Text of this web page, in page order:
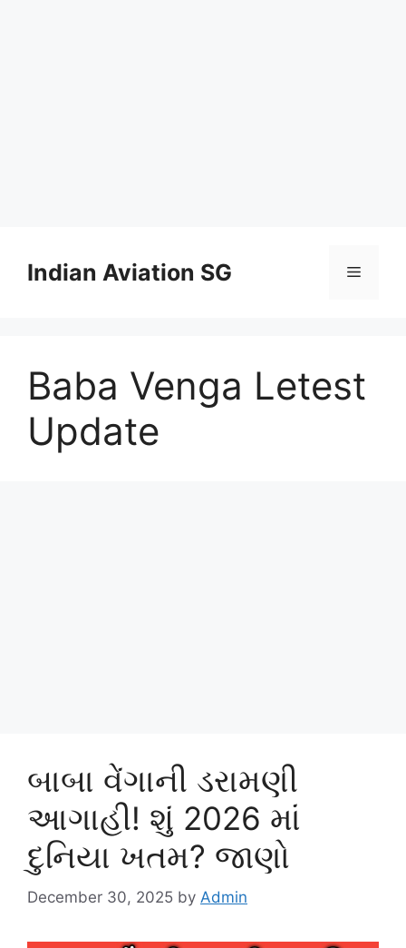
contentIndian Aviation SG Menu
Baba Venga Letest
Update
બાબા વેંગાની ડરામણી
આગાહી! શું 2026 માં
દુનિયા ખતમ? જાણો
December 30, 2025 by Admin